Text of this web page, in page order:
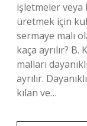
işletmeler veya
üretmek için
sermaye malı
kaça ayrılır?
malları
ayrılır.
kılan ve…